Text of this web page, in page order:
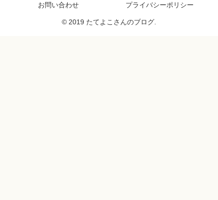
お問い合わせ プライバシーポリシー
© 2019 たてよこさんのブログ.